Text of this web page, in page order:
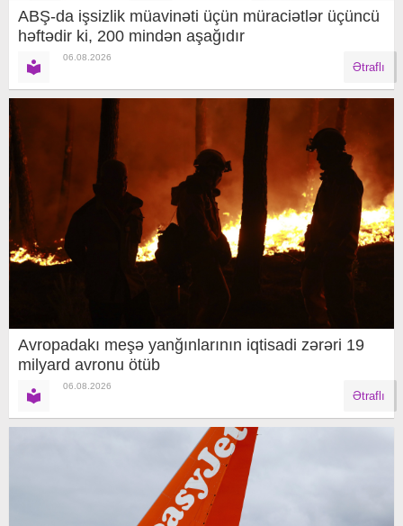
ABŞ-da işsizlik müavinəti üçün müraciətlər üçüncü
həftədir ki, 200 mindən aşağıdır
06.08.2026
Ətraflı
Avropadakı meşə yanğınlarının iqtisadi zərəri 19
milyard avronu ötüb
06.08.2026
Ətraflı